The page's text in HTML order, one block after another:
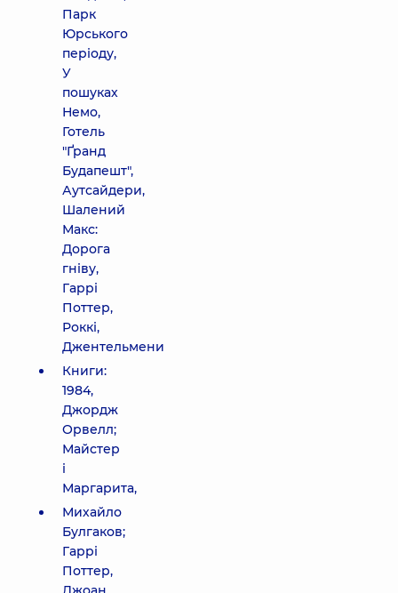
Парк
Юрського
періоду,
У
пошуках
Немо,
Готель
"Ґранд
Будапешт",
Аутсайдери,
Шалений
Макс:
Дорога
гніву,
Гаррі
Поттер,
Роккі,
Джентельмени
Книги:
1984,
Джордж
Орвелл;
Майстер
і
Маргарита,
Михайло
Булгаков;
Гаррі
Поттер,